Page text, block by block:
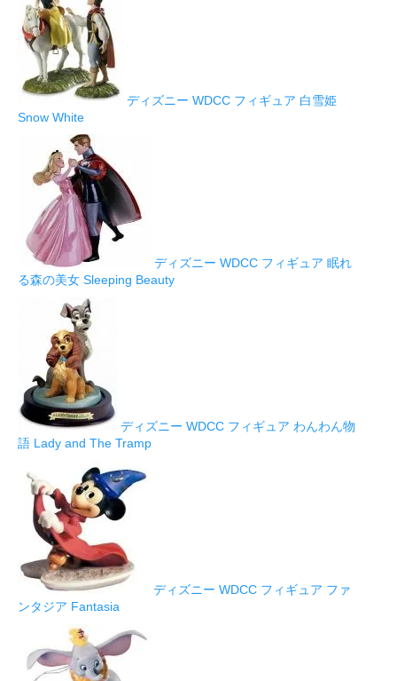
ディズニー WDCC フィギュア 白雪姫
Snow White
ディズニー WDCC フィギュア 眠れ
る森の美女 Sleeping Beauty
ディズニー WDCC フィギュア わんわん物
語 Lady and The Tramp
ディズニー WDCC フィギュア ファ
ンタジア Fantasia